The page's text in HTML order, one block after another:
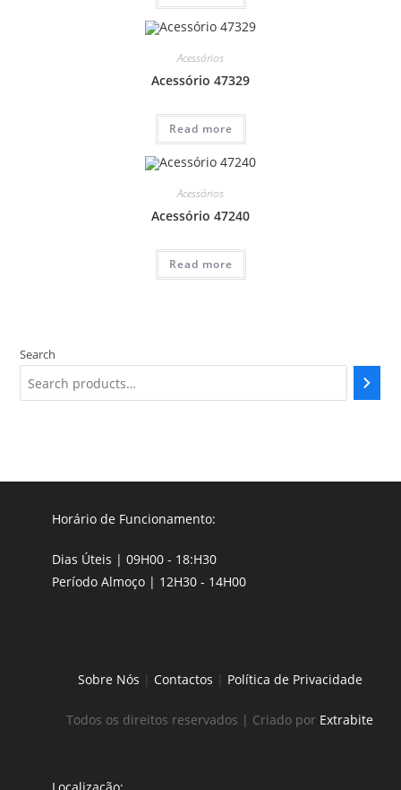
Acessórios
Acessório 47329
Read more
Acessórios
Acessório 47240
Read more
Search
Horário de Funcionamento:
Dias Úteis | 09H00 - 18:H30
Período Almoço | 12H30 - 14H00
Sobre Nós | Contactos | Política de Privacidade
Todos os direitos reservados | Criado por Extrabite